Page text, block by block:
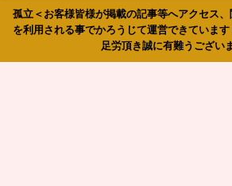
孤立＜お客様皆様が掲載の記事等へアクセス
を利用される事でかろうじて運営できていま
足労頂き誠に有難うござい